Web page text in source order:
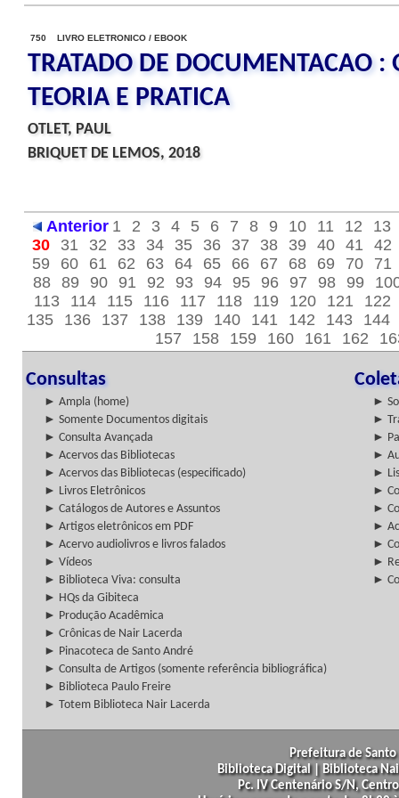
750 LIVRO ELETRONICO / EBOOK
TRATADO DE DOCUMENTACAO :
TEORIA E PRATICA
OTLET, PAUL
BRIQUET DE LEMOS, 2018
Anterior 1 2 3 4 5 6 7 8 9 10 11 12
13
30
31 32 33 34 35 36 37 38 39 40 41
42
59
60 61 62 63 64 65 66 67 68 69 70
71
88 89 90 91 92 93 94 95 96 97 98 99
113
114 115 116 117 118 119 120 121
122
135
136 137 138 139 140 141 142 143
144
157
158 159 160 161 162
Consultas
► Ampla (home)
►
► Somente Documentos digitais
►
► Consulta Avançada
►
► Acervos das Bibliotecas
►
► Acervos das Bibliotecas (especificado)
►
► Livros Eletrônicos
►
► Catálogos de Autores e Assuntos
►
► Artigos eletrônicos em PDF
►
► Acervo audiolivros e livros falados
►
► Vídeos
►
► Biblioteca Viva: consulta
►
► HQs da Gibiteca
► Produção Acadêmica
► Crônicas de Nair Lacerda
► Pinacoteca de Santo André
► Consulta de Artigos (somente referência bibliográfica)
► Biblioteca Paulo Freire
► Totem Biblioteca Nair Lacerda
Prefeitura de
Biblioteca Digital | Biblioteca
Pc. IV Centenário S/N,